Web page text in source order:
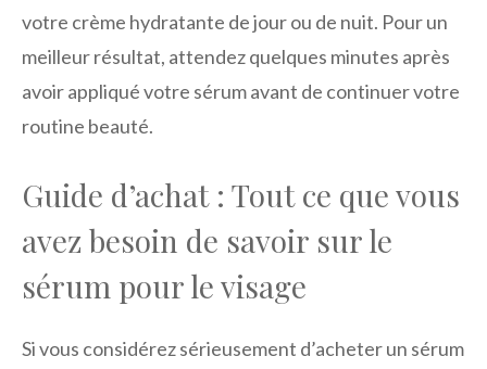
votre crème hydratante de jour ou de nuit. Pour un
meilleur résultat, attendez quelques minutes après
avoir appliqué votre sérum avant de continuer votre
routine beauté.
Guide d’achat : Tout ce que vous
avez besoin de savoir sur le
sérum pour le visage
Si vous considérez sérieusement d’acheter un sérum